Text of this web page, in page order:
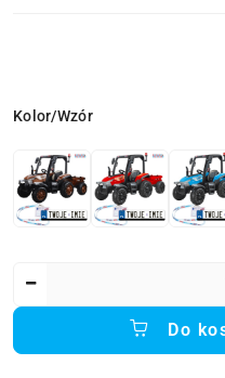
Wariant
Kolor/Wzór
Do